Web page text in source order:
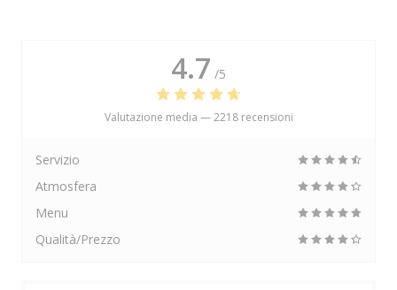
4.7 /5
Valutazione media —2218 recensioni
Servizio
Atmosfera
Menu
Qualità/Prezzo